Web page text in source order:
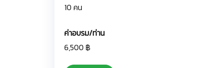
10 คน
ค่าอบรม/ท่าน
6,500 ฿